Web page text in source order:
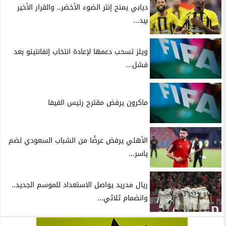
ديابي يمنح إنتر الضوء الأخضر.. والقرار الأخير
بيد...
ويلز تسحب دعمها لإعادة انتخاب إنفانتينو بعد
فشل...
ماكرون يرفض مقترح رئيس الفيفا
الأهلي يرفض عرضًا من الشباب السعودي لضم
ياسر...
ريال مدريد يواصل الاستعداد للموسم الجديد..
وانضمام ثلاثي...